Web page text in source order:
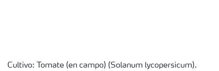
Cultivo: Tomate (en campo) (Solanum lycopersicum).